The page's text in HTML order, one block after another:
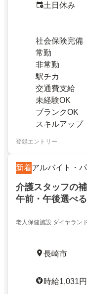
土日休み
社会保険完備
常勤
非常勤
駅チカ
交通費支給
未経験OK
ブランクOK
スキルアップ
登録エントリー
新着アルバイト・
介護スタッフの
午前・午後選べる
老人保健施設 ダイヤラン
長崎市
時給1,031